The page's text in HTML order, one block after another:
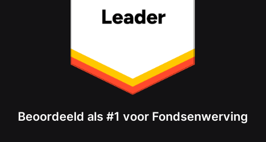
Beoordeeld als #1 voor Fondsenwerving